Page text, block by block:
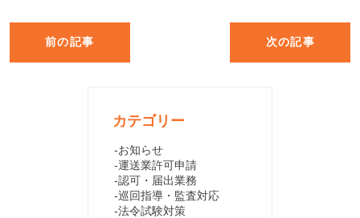
前の記事 次の記事
カテゴリー
お知らせ
運送業許可申請
認可・届出業務
巡回指導・監査対応
法令試験対策